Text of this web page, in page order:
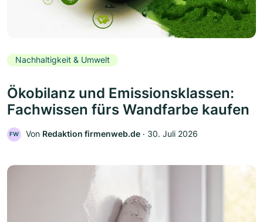
Nachhaltigkeit & Umwelt
Ökobilanz und Emissionsklassen:
Fachwissen fürs Wandfarbe kaufen
FW Von Redaktion firmenweb.de ‧ 30. Juli 2026